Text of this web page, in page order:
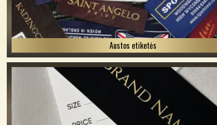
Austos etiketės